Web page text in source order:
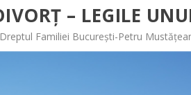
– LEGILE
Dreptul Familiei București-Petru